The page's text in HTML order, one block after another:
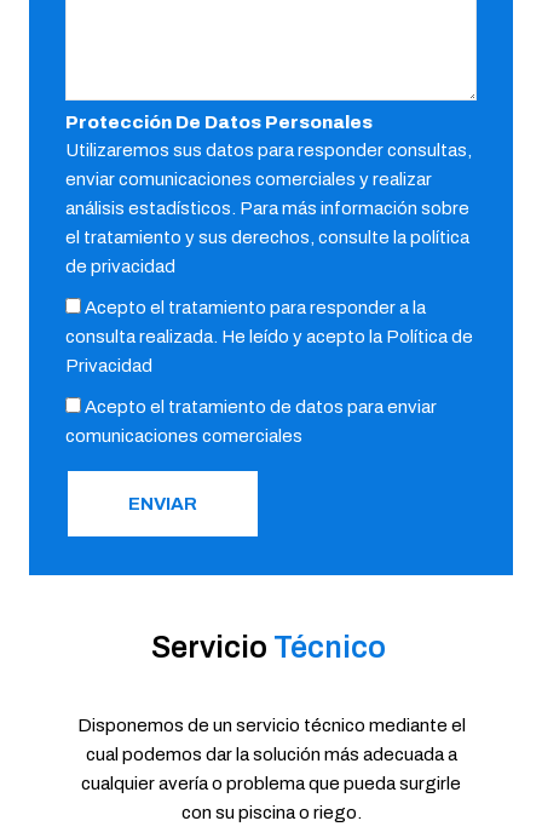
Protección De Datos Personales
Utilizaremos sus datos para responder consultas,
enviar comunicaciones comerciales y realizar
análisis estadísticos. Para más información sobre
el tratamiento y sus derechos, consulte la política
de privacidad
Acepto el tratamiento para responder a la
consulta realizada. He leído y acepto la Política de
Privacidad
Acepto el tratamiento de datos para enviar
comunicaciones comerciales
Servicio Técnico
Disponemos de un servicio técnico mediante el
cual podemos dar la solución más adecuada a
cualquier avería o problema que pueda surgirle
con su piscina o riego.